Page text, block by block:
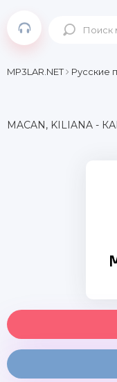
MP3LAR.NET Русские
MACAN, KILIANA -